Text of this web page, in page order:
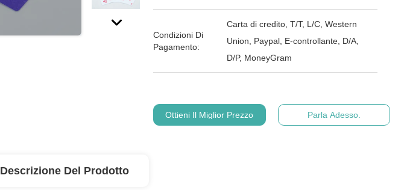
Condizioni Di
Pagamento:
Carta di credito, T/T, L/C, Western
Union, Paypal, E-controllante, D/A,
D/P, MoneyGram
Ottieni Il Miglior Prezzo Parla Adesso.
Descrizione Del Prodotto